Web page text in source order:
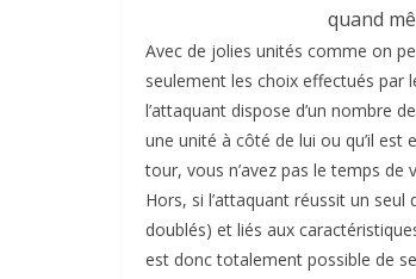
quand
Avec de jolies unités comme on
seulement les choix effectués par
l’attaquant dispose d’un nombre
une unité à côté de lui ou qu’il
tour, vous n’avez pas le temps
Hors, si l’attaquant réussit un
doublés) et liés aux
est donc totalement possible de